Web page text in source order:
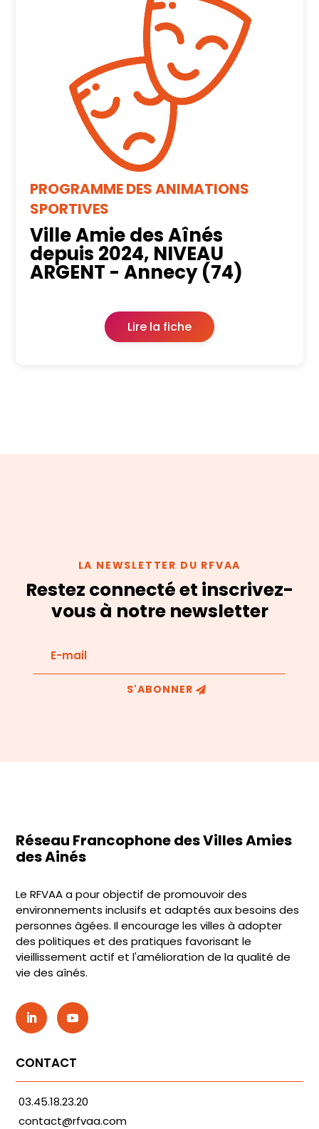
PROGRAMME DES ANIMATIONS
SPORTIVES
Ville Amie des Aînés
depuis 2024, NIVEAU
ARGENT - Annecy (74)
Lire la fiche
LA NEWSLETTER DU RFVAA
Restez connecté et inscrivez-
vous à notre newsletter
S'ABONNER
Réseau Francophone des Villes Amies
des Ainés
Le RFVAA a pour objectif de promouvoir des
environnements inclusifs et adaptés aux besoins des
personnes âgées. Il encourage les villes à adopter
des politiques et des pratiques favorisant le
vieillissement actif et l'amélioration de la qualité de
vie des aînés.
CONTACT
03.45.18.23.20
contact@rfvaa.com